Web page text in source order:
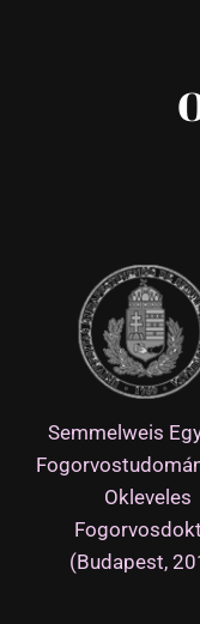
Semmelweis
Okleveles
(Budapest,